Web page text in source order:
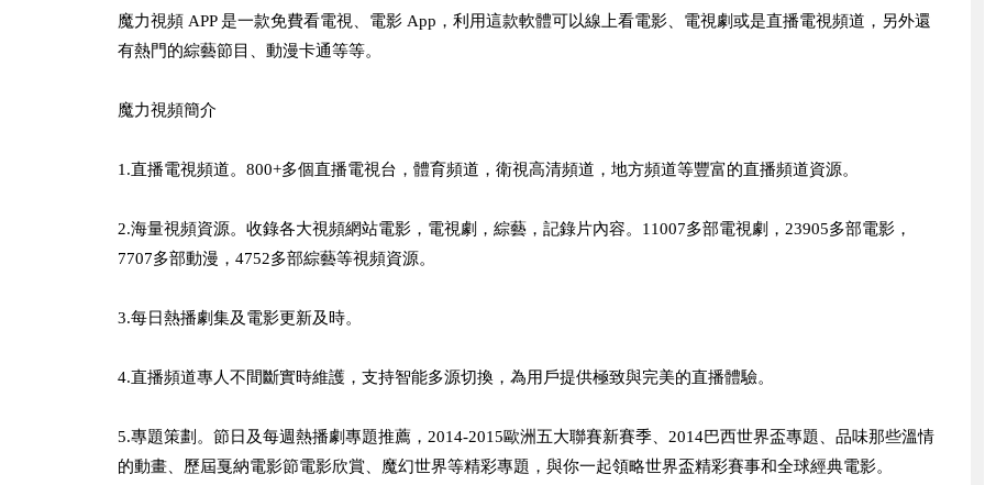
魔力視頻 APP 是一款免費看電視、電影 App，利用這款軟體可以線上看電影、電視劇或是直播電視頻道，另外還
有熱門的綜藝節目、動漫卡通等等。
魔力視頻簡介
1.直播電視頻道。800+多個直播電視台，體育頻道，衛視高清頻道，地方頻道等豐富的直播頻道資源。
2.海量視頻資源。收錄各大視頻網站電影，電視劇，綜藝，記錄片內容。11007多部電視劇，23905多部電影，
7707多部動漫，4752多部綜藝等視頻資源。
3.每日熱播劇集及電影更新及時。
4.直播頻道專人不間斷實時維護，支持智能多源切換，為用戶提供極致與完美的直播體驗。
5.專題策劃。節日及每週熱播劇專題推薦，2014-2015歐洲五大聯賽新賽季、2014巴西世界盃專題、品味那些溫情
的動畫、歷屆戛納電影節電影欣賞、魔幻世界等精彩專題，與你一起領略世界盃精彩賽事和全球經典電影。